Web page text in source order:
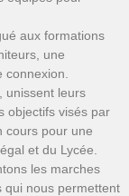
aux formations
une
unissent leurs
objectifs visés par
cours pour une
et du Lycée.
les marches
qui nous permettent